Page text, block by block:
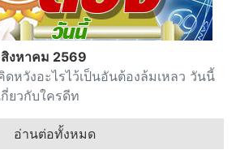
งหาคม 2569
หวังอะไรไว้เป็นอันต้องล้มเหลว วันนี้
กี่ยวกับใครดีท
อ่านต่อทั้งหมด